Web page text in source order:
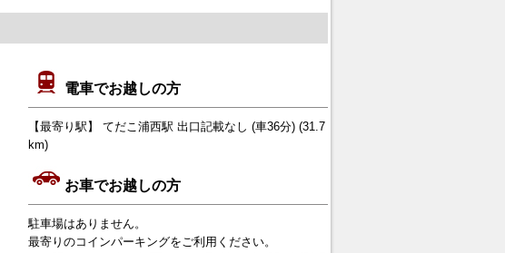
電車でお越しの方
【最寄り駅】 てだこ浦西駅 出口記載なし (車36分) (31.7
km)
お車でお越しの方
駐車場はありません。
最寄りのコインパーキングをご利用ください。